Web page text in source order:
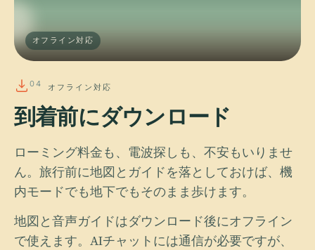
04 オフライン対応
到着前にダウンロード
ローミング料金も、電波探しも、不安もいりませ
ん。旅行前に地図とガイドを落としておけば、機
内モードでも地下でもそのまま歩けます。
地図と音声ガイドはダウンロード後にオフライン
で使えます。AIチャットには通信が必要ですが、
オフライン対応